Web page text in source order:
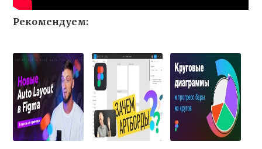
Рекомендуем: